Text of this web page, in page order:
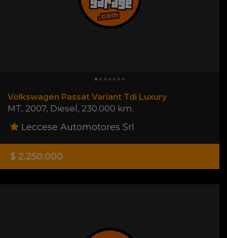
Volkswagen Passat Variant Tdi Luxury
MT, 2007, Diesel, 230.000 km.
Leccese Automotores Srl
$ 2.250.000